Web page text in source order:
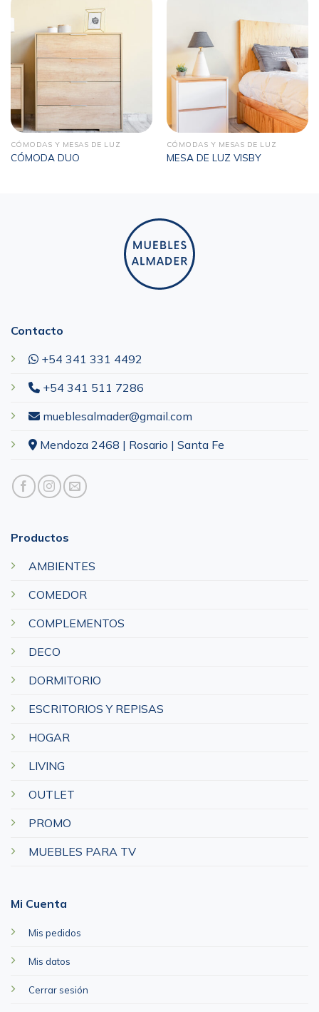
CÓMODAS Y MESAS DE LUZ
CÓMODA DUO
CÓMODAS Y MESAS DE LUZ
MESA DE LUZ VISBY
Productos
AMBIENTES
COMEDOR
COMPLEMENTOS
DECO
DORMITORIO
ESCRITORIOS Y REPISAS
HOGAR
LIVING
OUTLET
PROMO
MUEBLES PARA TV
Mi Cuenta
Mis pedidos
Mis datos
Cerrar sesión
Contacto
+54 341 331 4492
+54 341 511 7286
mueblesalmader@gmail.com
Mendoza 2468 | Rosario | Santa Fe